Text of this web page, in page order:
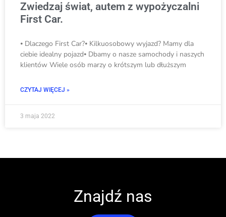
Zwiedzaj świat, autem z wypożyczalni
First Car.
⦁ Dlaczego First Car?⦁ Kilkuosobowy wyjazd? Mamy dla
ciebie idealny pojazd⦁ Dbamy o nasze samochody i naszych
klientów Wiele osób marzy o krótszym lub dłuższym
CZYTAJ WIĘCEJ »
3 maja 2022
Znajdź nas